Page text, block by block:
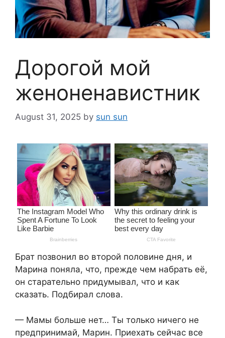
Дорогой мой
женоненавистник
August 31, 2025 by sun sun
Брат позвонил во второй половине дня, и
Марина поняла, что, прежде чем набрать её,
он старательно придумывал, что и как
сказать. Подбирал слова.
— Мамы больше нет… Ты только ничего не
предпринимай, Марин. Приехать сейчас все